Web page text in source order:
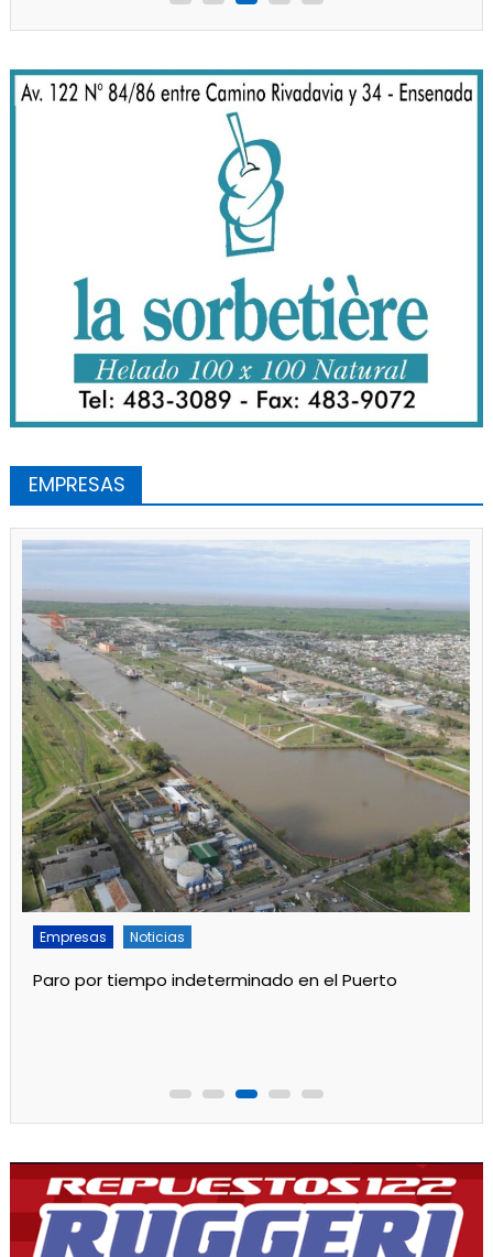
EMPRESAS
Empresas Noticias
Por mejoras en el servicio cortan el agua de 11 a 15